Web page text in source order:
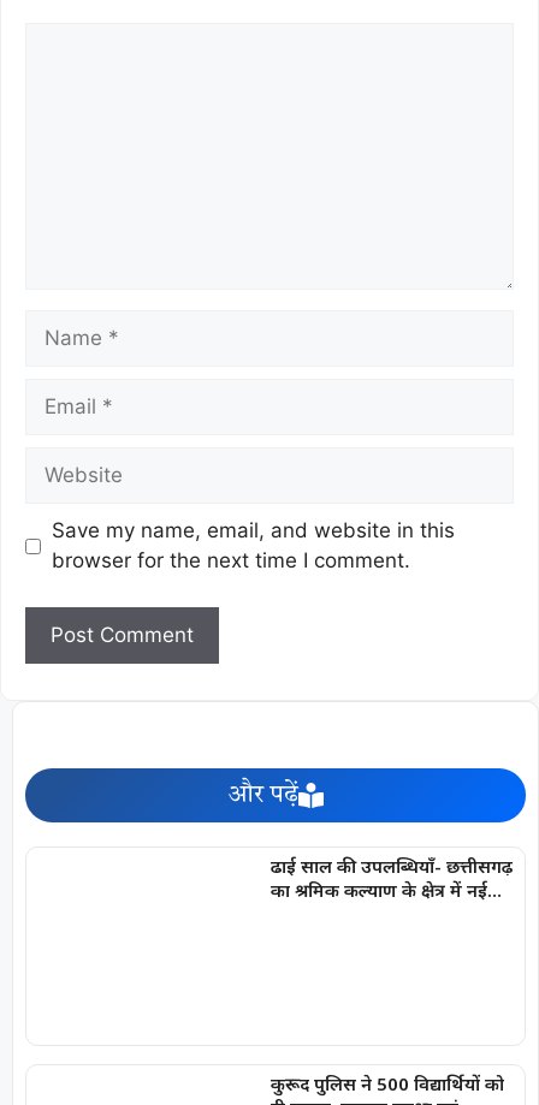
Save my name, email, and website in this
browser for the next time I comment.
और पढ़ें
ढाई साल की उपलब्धियाँ- छत्तीसगढ़
का श्रमिक कल्याण के क्षेत्र में नई
कुरूद पुलिस ने 500 विद्यार्थियों को